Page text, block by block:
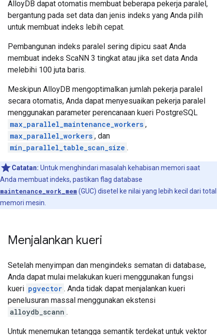
AlloyDB dapat otomatis membuat beberapa pekerja paralel,
bergantung pada set data dan jenis indeks yang Anda pilih
untuk membuat indeks lebih cepat.
Pembangunan indeks paralel sering dipicu saat Anda
membuat indeks ScaNN 3 tingkat atau jika set data Anda
melebihi 100 juta baris.
Meskipun AlloyDB mengoptimalkan jumlah pekerja paralel
secara otomatis, Anda dapat menyesuaikan pekerja paralel
menggunakan parameter perencanaan kueri PostgreSQL
max_parallel_maintenance_workers ,
max_parallel_workers , dan
min_parallel_table_scan_size .
Catatan: Untuk menghindari masalah kehabisan memori saat
Anda membuat indeks, pastikan flag database
maintenance_work_mem(GUC) disetel ke nilai yang lebih kecil dari total
memori mesin.
Menjalankan kueri
Setelah menyimpan dan mengindeks sematan di database,
Anda dapat mulai melakukan kueri menggunakan fungsi
kueri pgvector . Anda tidak dapat menjalankan kueri
penelusuran massal menggunakan ekstensi
alloydb_scann .
Untuk menemukan tetangga semantik terdekat untuk vektor